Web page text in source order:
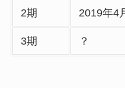
2期 2019年4
3期 ？